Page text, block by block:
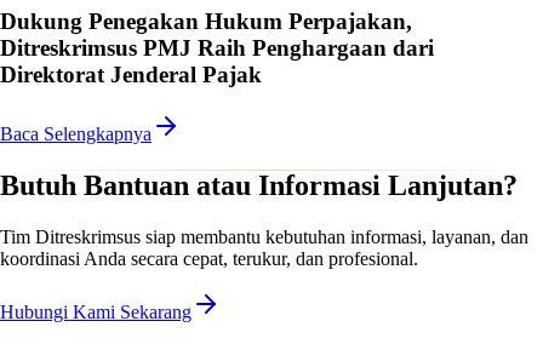
Dukung Penegakan Hukum Perpajakan,
Ditreskrimsus PMJ Raih Penghargaan dari
Direktorat Jenderal Pajak
Baca Selengkapnya
Butuh Bantuan atau Informasi Lanjutan?
Tim Ditreskrimsus siap membantu kebutuhan informasi, layanan, dan
koordinasi Anda secara cepat, terukur, dan profesional.
Hubungi Kami Sekarang